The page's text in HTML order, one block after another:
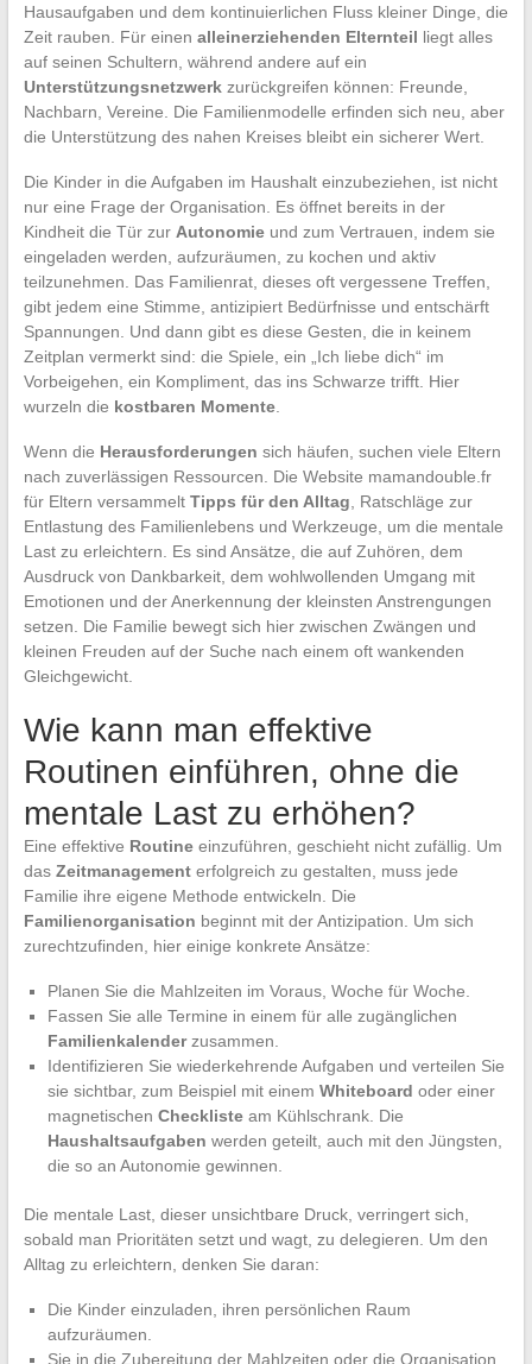
Hausaufgaben und dem kontinuierlichen Fluss kleiner Dinge, die
Zeit rauben. Für einen alleinerziehenden Elternteil liegt alles
auf seinen Schultern, während andere auf ein
Unterstützungsnetzwerkzurückgreifen können: Freunde,
Nachbarn, Vereine. Die Familienmodelle erfinden sich neu, aber
die Unterstützung des nahen Kreises bleibt ein sicherer Wert.
Die Kinder in die Aufgaben im Haushalt einzubeziehen, ist nicht
nur eine Frage der Organisation. Es öffnet bereits in der
Kindheit die Tür zur Autonomieund zum Vertrauen, indem sie
eingeladen werden, aufzuräumen, zu kochen und aktiv
teilzunehmen. Das Familienrat, dieses oft vergessene Treffen,
gibt jedem eine Stimme, antizipiert Bedürfnisse und entschärft
Spannungen. Und dann gibt es diese Gesten, die in keinem
Zeitplan vermerkt sind: die Spiele, ein „Ich liebe dich“ im
Vorbeigehen, ein Kompliment, das ins Schwarze trifft. Hier
wurzeln die kostbaren Momente.
Wenn die Herausforderungen sich häufen, suchen viele Eltern
nach zuverlässigen Ressourcen. Die Website mamandouble.fr
für Eltern versammelt Tipps für den Alltag , Ratschläge zur
Entlastung des Familienlebens und Werkzeuge, um die mentale
Last zu erleichtern. Es sind Ansätze, die auf Zuhören, dem
Ausdruck von Dankbarkeit, dem wohlwollenden Umgang mit
Emotionen und der Anerkennung der kleinsten Anstrengungen
setzen. Die Familie bewegt sich hier zwischen Zwängen und
kleinen Freuden auf der Suche nach einem oft wankenden
Gleichgewicht.
Wie kann man effektive
Routinen einführen, ohne die
mentale Last zu erhöhen?
Eine effektive Routineeinzuführen, geschieht nicht zufällig. Um
das Zeitmanagementerfolgreich zu gestalten, muss jede
Familie ihre eigene Methode entwickeln. Die
Familienorganisation beginnt mit der Antizipation. Um sich
zurechtzufinden, hier einige konkrete Ansätze:
Planen Sie die Mahlzeiten im Voraus, Woche für Woche.
Fassen Sie alle Termine in einem für alle zugänglichen
Familienkalenderzusammen.
Identifizieren Sie wiederkehrende Aufgaben und verteilen Sie
sie sichtbar, zum Beispiel mit einem Whiteboard oder einer
magnetischen Checklisteam Kühlschrank. Die
Haushaltsaufgaben werden geteilt, auch mit den Jüngsten,
die so an Autonomie gewinnen.
Die mentale Last, dieser unsichtbare Druck, verringert sich,
sobald man Prioritäten setzt und wagt, zu delegieren. Um den
Alltag zu erleichtern, denken Sie daran:
Die Kinder einzuladen, ihren persönlichen Raum
aufzuräumen.
Sie in die Zubereitung der Mahlzeiten oder die Organisation